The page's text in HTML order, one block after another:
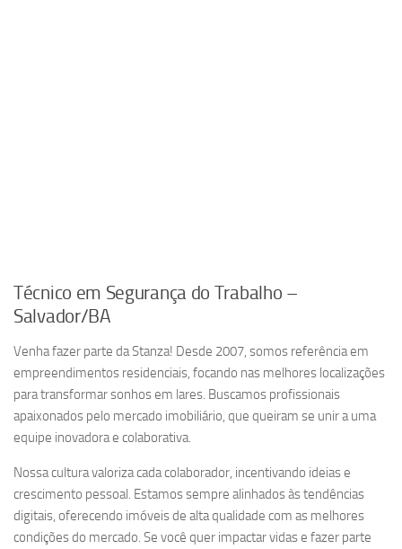
Técnico em Segurança do Trabalho –
Salvador/BA
Venha fazer parte da Stanza! Desde 2007, somos referência em
empreendimentos residenciais, focando nas melhores localizações
para transformar sonhos em lares. Buscamos profissionais
apaixonados pelo mercado imobiliário, que queiram se unir a uma
equipe inovadora e colaborativa.
Nossa cultura valoriza cada colaborador, incentivando ideias e
crescimento pessoal. Estamos sempre alinhados às tendências
digitais, oferecendo imóveis de alta qualidade com as melhores
condições do mercado. Se você quer impactar vidas e fazer parte